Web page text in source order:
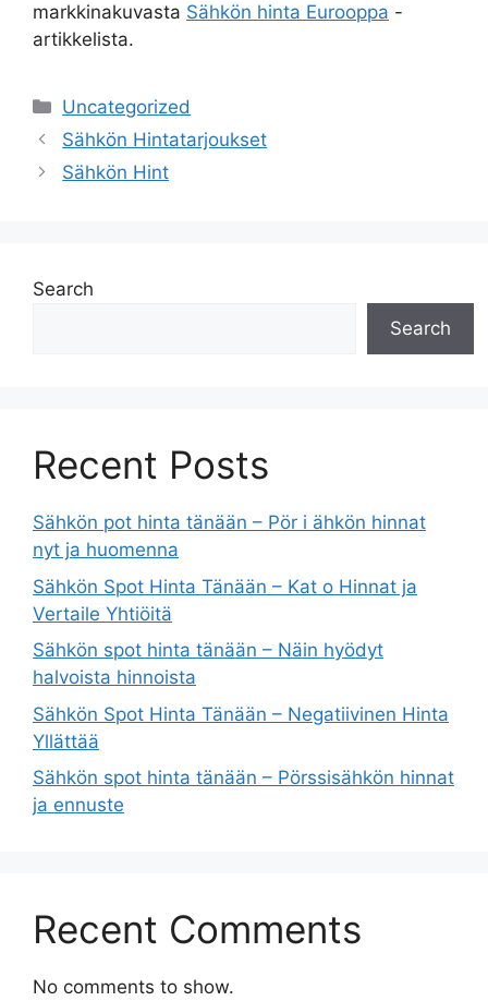
markkinakuvasta Sähkön hinta Eurooppa -
artikkelista.
Categories
Uncategorized
Sähkön Hintatarjoukset
Sähkön Hint
Search
Search
Recent Posts
Sähkön pot hinta tänään – Pör i ähkön hinnat
nyt ja huomenna
Sähkön Spot Hinta Tänään – Kat o Hinnat ja
Vertaile Yhtiöitä
Sähkön spot hinta tänään – Näin hyödyt
halvoista hinnoista
Sähkön Spot Hinta Tänään – Negatiivinen Hinta
Yllättää
Sähkön spot hinta tänään – Pörssisähkön hinnat
ja ennuste
Recent Comments
No comments to show.